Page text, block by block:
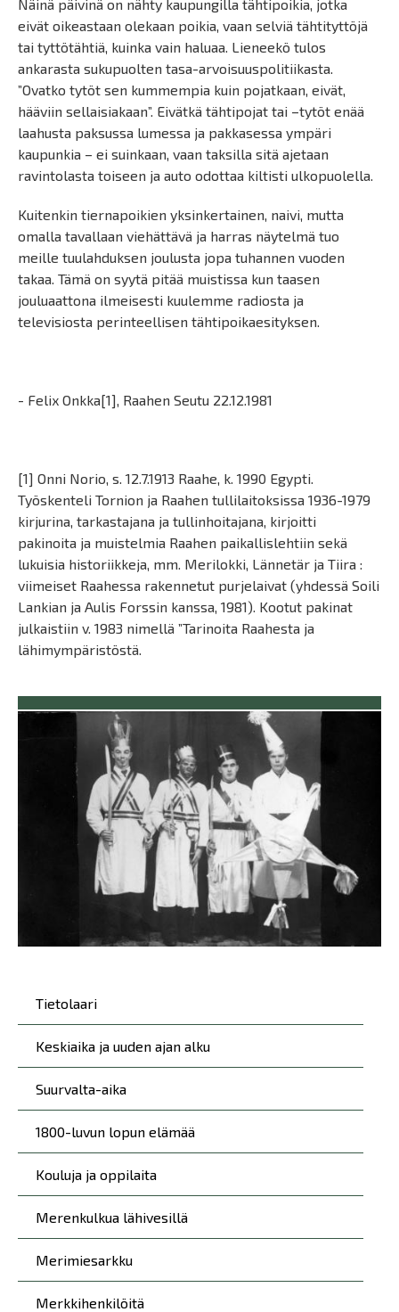
Päävalikko
Tietolaari
Keskiaika ja uuden ajan alku
Suurvalta-aika
1800-luvun lopun elämää
Kouluja ja oppilaita
Merenkulkua lähivesillä
Merimiesarkku
Merkkihenkilöitä
Näinä päivinä on nähty kaupungilla tähtipoikia, jotka
eivät oikeastaan olekaan poikia, vaan selviä tähtityttöjä
tai tyttötähtiä, kuinka vain haluaa. Lieneekö tulos
ankarasta sukupuolten tasa-arvoisuuspolitiikasta.
”Ovatko tytöt sen kummempia kuin pojatkaan, eivät,
hääviin sellaisiakaan”. Eivätkä tähtipojat tai –tytöt enää
laahusta paksussa lumessa ja pakkasessa ympäri
kaupunkia – ei suinkaan, vaan taksilla sitä ajetaan
ravintolasta toiseen ja auto odottaa kiltisti ulkopuolella.
Kuitenkin tiernapoikien yksinkertainen, naivi, mutta
omalla tavallaan viehättävä ja harras näytelmä tuo
meille tuulahduksen joulusta jopa tuhannen vuoden
takaa. Tämä on syytä pitää muistissa kun taasen
jouluaattona ilmeisesti kuulemme radiosta ja
televisiosta perinteellisen tähtipoikaesityksen.
- Felix Onkka[1], Raahen Seutu 22.12.1981
[1] Onni Norio, s. 12.7.1913 Raahe, k. 1990 Egypti.
Työskenteli Tornion ja Raahen tullilaitoksissa 1936-1979
kirjurina, tarkastajana ja tullinhoitajana, kirjoitti
pakinoita ja muistelmia Raahen paikallislehtiin sekä
lukuisia historiikkeja, mm. Merilokki, Lännetär ja Tiira :
viimeiset Raahessa rakennetut purjelaivat (yhdessä Soili
Lankian ja Aulis Forssin kanssa, 1981). Kootut pakinat
julkaistiin v. 1983 nimellä ”Tarinoita Raahesta ja
lähimympäristöstä.